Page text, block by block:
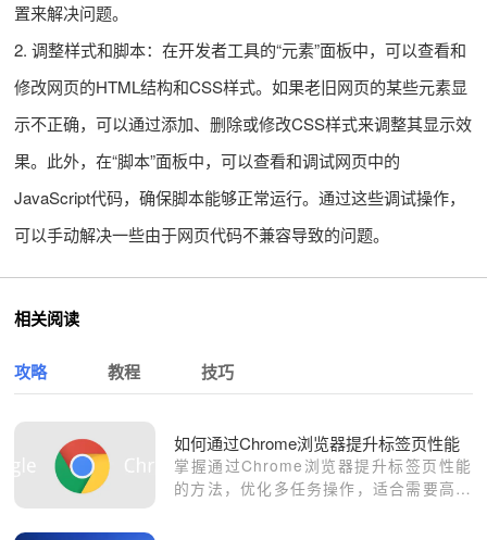
置来解决问题。
2. 调整样式和脚本：在开发者工具的“元素”面板中，可以查看和
修改网页的HTML结构和CSS样式。如果老旧网页的某些元素显
示不正确，可以通过添加、删除或修改CSS样式来调整其显示效
果。此外，在“脚本”面板中，可以查看和调试网页中的
JavaScript代码，确保脚本能够正常运行。通过这些调试操作，
可以手动解决一些由于网页代码不兼容导致的问题。
相关阅读
攻略 教程 技巧
如何通过Chrome浏览器提升标签页性能
掌握通过Chrome浏览器提升标签页性能
的方法，优化多任务操作，适合需要高效